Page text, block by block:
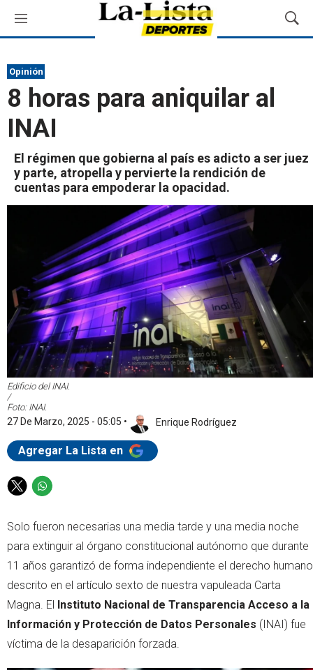
M
e
ú
M
o
s
Opinión
8 horas para aniquilar al
INAI
El régimen que gobierna al país es adicto a ser juez
y parte, atropella y pervierte la rendición de
cuentas para empoderar la opacidad.
Edificio del INAI.
/
Foto: INAI.
27 De Marzo, 2025 - 05:05 • Enrique Rodríguez
Agregar La Lista en
T
i
t
e
r
W
a
s
a
p
Solo fueron necesarias una media tarde y una media noche
para extinguir al órgano constitucional autónomo que durante
11 años garantizó de forma independiente el derecho humano
descrito en el artículo sexto de nuestra vapuleada Carta
Magna. El Instituto Nacional de Transparencia Acceso a la
Información y Protección de Datos Personales (INAI) fue
víctima de la desaparición forzada.